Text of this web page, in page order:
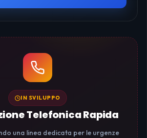
IN SVILUPPO
Telefonica Rapida
una linea dedicata per le urgenze